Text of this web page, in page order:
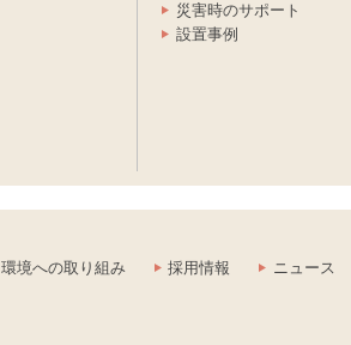
災害時のサポート
設置事例
環境への取り組み 採用情報 ニュース